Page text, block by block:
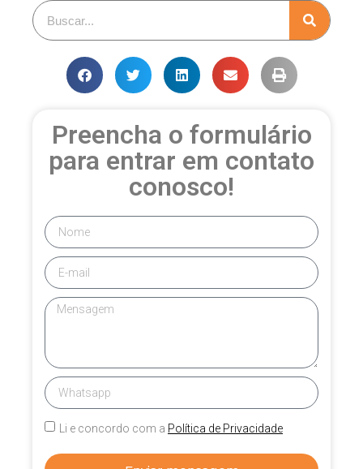
Preencha o formulário
para entrar em contato
conosco!
Li e concordo com a Política de Privacidade